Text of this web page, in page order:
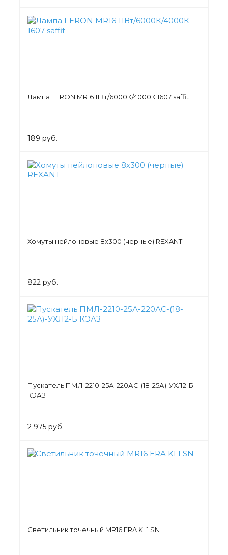
Лампа FERON MR16 11Вт/6000К/4000К 1607 saffit
189 руб.
Хомуты нейлоновые 8х300 (черные) REXANT
822 руб.
Пускатель ПМЛ-2210-25А-220АС-(18-25А)-УХЛ2-Б
КЭАЗ
2 975 руб.
Светильник точечный MR16 ERA KL1 SN